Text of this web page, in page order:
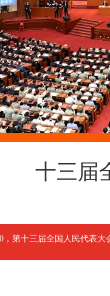
十三届
，第十三届全国人民代表